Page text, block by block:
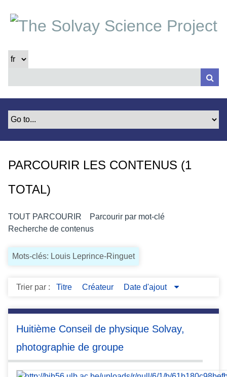
t
PARCOURIR LES CONTENUS (1
TOTAL)
TOUT PARCOURIR
Parcourir par mot-clé
Recherche de contenus
Mots-clés: Louis Leprince-Ringuet
Trier par : Titre Créateur Date d'ajout
Huitième Conseil de physique Solvay,
photographie de groupe